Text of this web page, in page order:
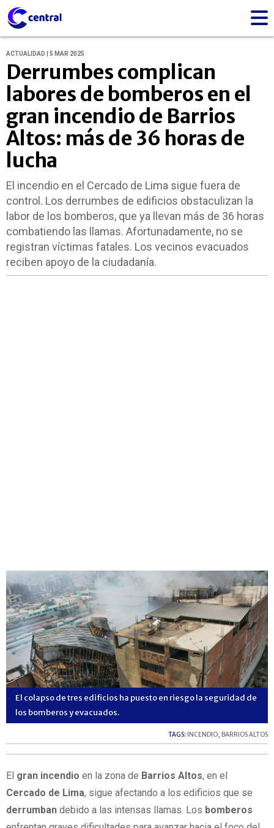
ACTUALIDAD | 5 MAR 2025
Derrumbes complican
labores de bomberos en el
gran incendio de Barrios
Altos: más de 36 horas de
lucha
El incendio en el Cercado de Lima sigue fuera de
control. Los derrumbes de edificios obstaculizan la
labor de los bomberos, que ya llevan más de 36 horas
combatiendo las llamas. Afortunadamente, no se
registran víctimas fatales. Los vecinos evacuados
reciben apoyo de la ciudadanía.
El colapso de tres edificios ha puesto en riesgo la seguridad de
los bomberos y evacuados.
TAGS: INCENDIO, BARRIOS ALTOS
El gran incendio en la zona de Barrios Altos, en el
Cercado de Lima, sigue afectando a los edificios que se
derrumban debido a las intensas llamas. Los bomberos